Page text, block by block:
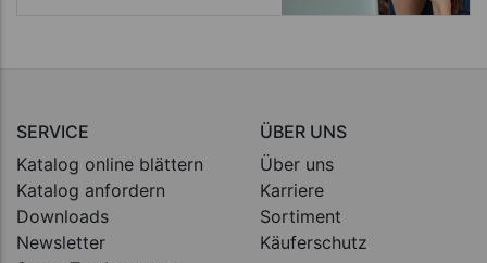
SERVICE
Katalog online blättern
Katalog anfordern
Downloads
Newsletter
ÜBER UNS
Über uns
Karriere
Sortiment
Käuferschutz